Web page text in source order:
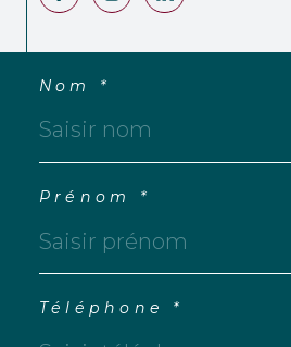
Nom *
Prénom *
Téléphone *